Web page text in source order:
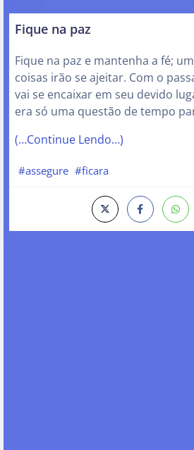
Fique na paz
Fique na paz e mantenha a fé;
coisas irão se ajeitar. Com o
vai se encaixar em seu devido
era só uma questão de tempo
(…Continue Lendo…)
#assegure #ficara